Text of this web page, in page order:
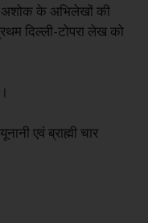
अशोक के अभिलेखों की
दिल्ली-टोपरा लेख को
एवं ब्राह्मी चार